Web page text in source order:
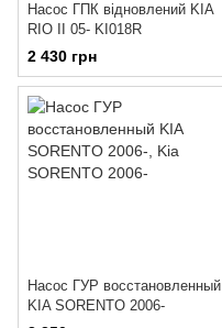
Насос ГПК відновлений KIA
RIO II 05- KI018R
2 430 грн
Насос ГУР восстановленный
KIA SORENTO 2006-